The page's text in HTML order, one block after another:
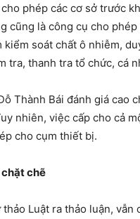
phép các cơ sở trước
cũng là công cụ cho
kiểm soát chất ô nhiễm,
tra, thanh tra tổ chức, cá
Thành Bái đánh giá cao
nhiên, việc cấp cho cả
cho cụm thiết bị.
chặt chẽ
thảo Luật ra thảo luận,